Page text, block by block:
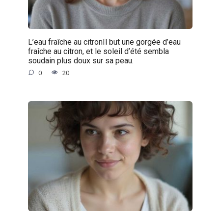
L’eau fraîche au citronIl but une gorgée d’eau
fraîche au citron, et le soleil d’été sembla
soudain plus doux sur sa peau.
0 20